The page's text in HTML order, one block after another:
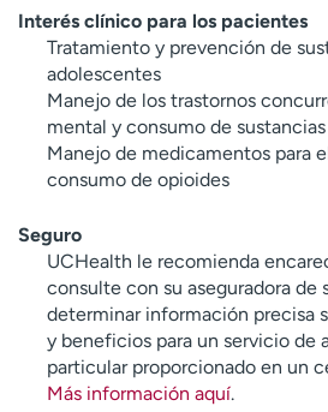
Interés clínico para los pacientes
Tratamiento y prevención de
adolescentes
Manejo de los trastornos
mental y consumo de
Manejo de medicamentos para
consumo de opioides
Seguro
UCHealth le recomienda
consulte con su aseguradora de
determinar información precisa
y beneficios para un servicio de
particular proporcionado en un
Más información aquí.